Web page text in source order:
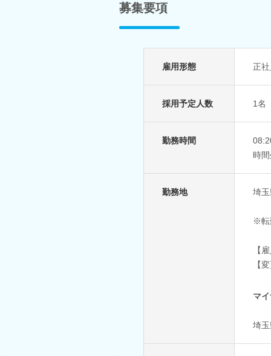
募集要項
雇用形態 正
採用予定人数 1名
勤務時間
時
勤務地 埼
※転
【
【
マ
埼